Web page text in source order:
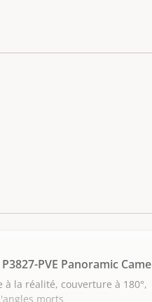
P3827-PVE Panoramic
à la réalité, couverture à 180°,
morts